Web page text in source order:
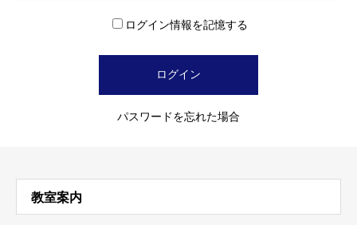
ログイン情報を記憶する
パスワードを忘れた場合
教室案内